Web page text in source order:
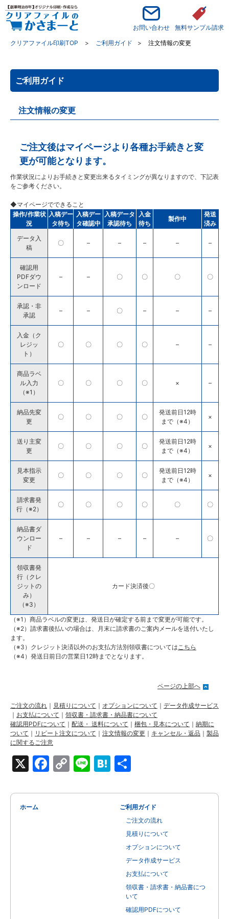
お問い合わせ
無料サンプル請求
クリアファイル印刷TOP
ご利用ガイド 注文情報の変更
ご利用ガイド
注文情報の変更
ご注文後はマイページより各種お手続きと変
更が可能となります。
作業状況によりお手続きと変更出来るタイミングが異なりますので、下記表
をご参考ください。
◆マイページでできること
操作/作業状
況
入稿デー
タ待ち
入稿デー
タ確認中
入稿データ
承認待ち
入金
待ち
製作中
発送
済み
データ入
稿
〇 – – – – –
確認用
PDFダウ
ンロード
– – 〇 〇 〇 〇
承認・非
承認
– – 〇 – – –
入金（ク
レジッ
ト）
〇 〇 〇 〇 – –
商品ラベ
ル入力
（※1）
〇 〇 〇 〇 × –
納品先変
更
〇 〇 〇 〇
発送前日12時
まで（※4）
×
送り主変
更
〇 〇 〇 〇
発送前日12時
まで（※4）
×
見本指示
変更
〇 〇 〇 〇
発送前日12時
まで（※4）
×
請求書発
行（※2）
〇 〇 〇 〇 〇 〇
納品書ダ
ウンロー
ド
– – – – – 〇
領収書発
行（クレ
ジットの
み）
（※3）
カード決済後〇
（※1）商品ラベルの変更は、発送日が確定する前まで変更が可能です。
（※2）請求書後払いの場合は、月末に請求書のご案内メールを送付いたし
ます。
（※3）クレジット決済以外のお支払方法別領収書についてはこちら
（※4）発送日前日の営業日12時までとなります。
ページの上部へ
ご注文の流れ ｜ 見積りについて ｜ オプションについて ｜ データ作成サービス
｜ お支払について ｜ 領収書・請求書・納品書について
確認用PDFについて ｜ 配送・ 送料について ｜ 梱包・見本について ｜ 納期に
ついて ｜ リピート注文について ｜ 注文情報の変更 ｜ キャンセル・返品 ｜ 製品
に関するご注意
X Facebook
CopyLineHatena
ホーム
ご利用ガイド
ご注文の流れ
見積りについて
オプションについて
データ作成サービス
お支払について
領収書・請求書・納品書につ
いて
確認用PDFについて